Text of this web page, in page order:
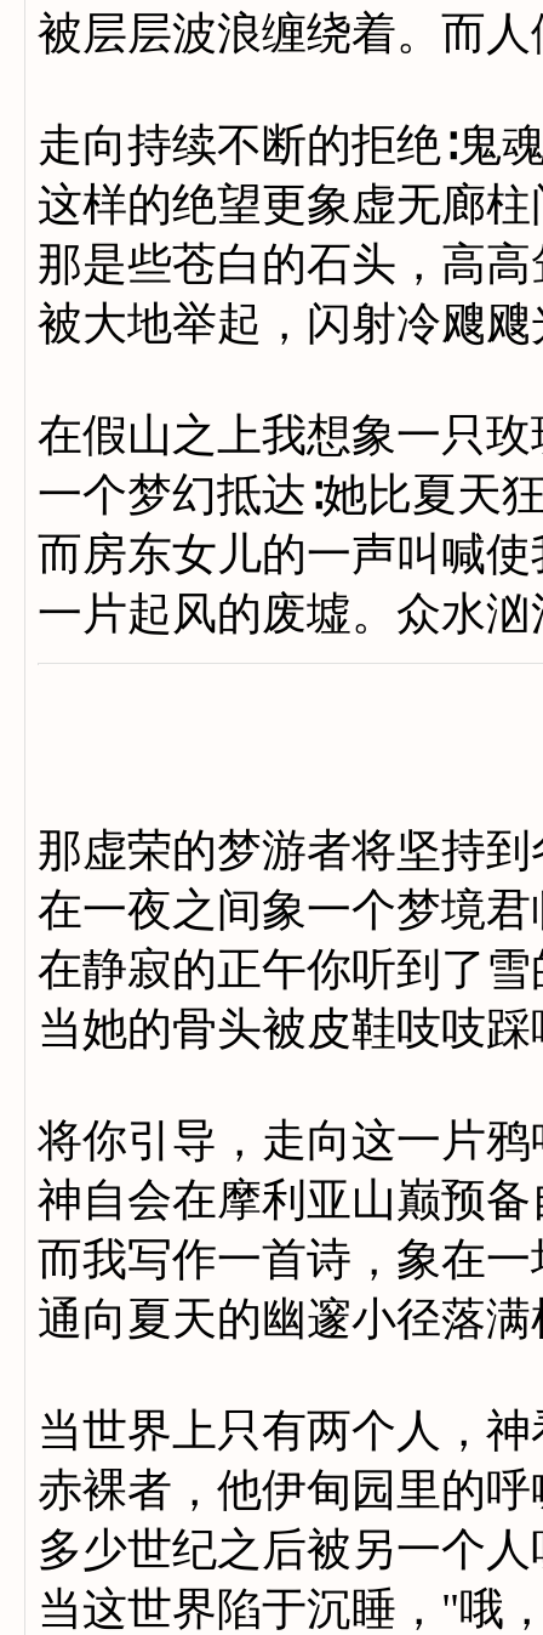
被层层波浪缠绕着。而
走向持续不断的拒绝∶鬼
这样的绝望更象虚无廊
那是些苍白的石头，高
被大地举起，闪射冷飕飕
在假山之上我想象一只
一个梦幻抵达∶她比夏天
而房东女儿的一声叫喊使
一片起风的废墟。众水
那虚荣的梦游者将坚持
在一夜之间象一个梦境
在静寂的正午你听到了
当她的骨头被皮鞋吱吱
将你引导，走向这一片
神自会在摩利亚山巅预
而我写作一首诗，象在
通向夏天的幽邃小径落
当世界上只有两个人，
赤裸者，他伊甸园里的呼
多少世纪之后被另一个
当这世界陷于沉睡，"哦